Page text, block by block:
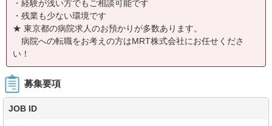
・経験が浅い方でもご相談可能です
・残業も少ない環境です
★ 東京都の病院求人のお預かりが多数あります。
病院への転職をお考えの方はMRT株式会社にお任せくださ
い！
募集要項
JOB ID